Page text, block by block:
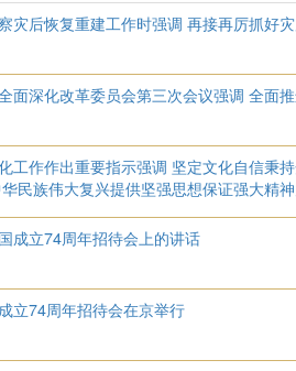
灾后恢复重建工作时强调 再接再厉抓好
面深化改革委员会第三次会议强调 全面
工作作出重要指示强调 坚定文化自信秉
民族伟大复兴提供坚强思想保证强大精
成立74周年招待会上的讲话
立74周年招待会在京举行